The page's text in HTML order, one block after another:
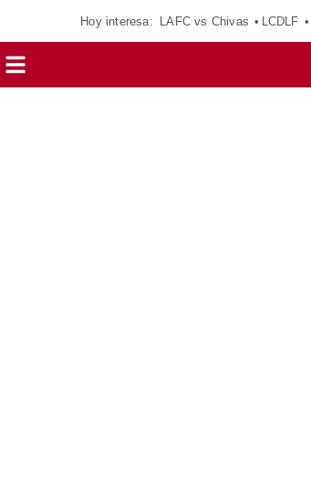
Hoy interesa: LAFC vs Chivas LCDLF